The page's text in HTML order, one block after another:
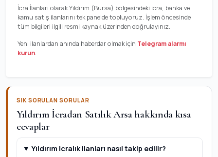
İcra İlanları olarak Yıldırım (Bursa) bölgesindeki icra, banka ve
kamu satış ilanlarını tek panelde topluyoruz. İşlem öncesinde
tüm bilgileri ilgili resmi kaynak üzerinden doğrulayınız.
Yeni ilanlardan anında haberdar olmak için Telegram alarmı
kurun.
SIK SORULAN SORULAR
Yıldırım İcradan Satılık Arsa hakkında kısa
cevaplar
Yıldırım icralık ilanları nasıl takip edilir?